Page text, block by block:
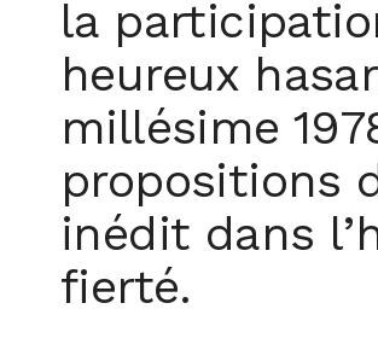
la
heureux
millésime
propositions
inédit dans
fierté.